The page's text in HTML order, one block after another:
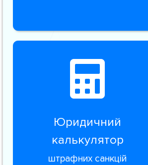
Юридичний
калькулятор
штрафних санкцій